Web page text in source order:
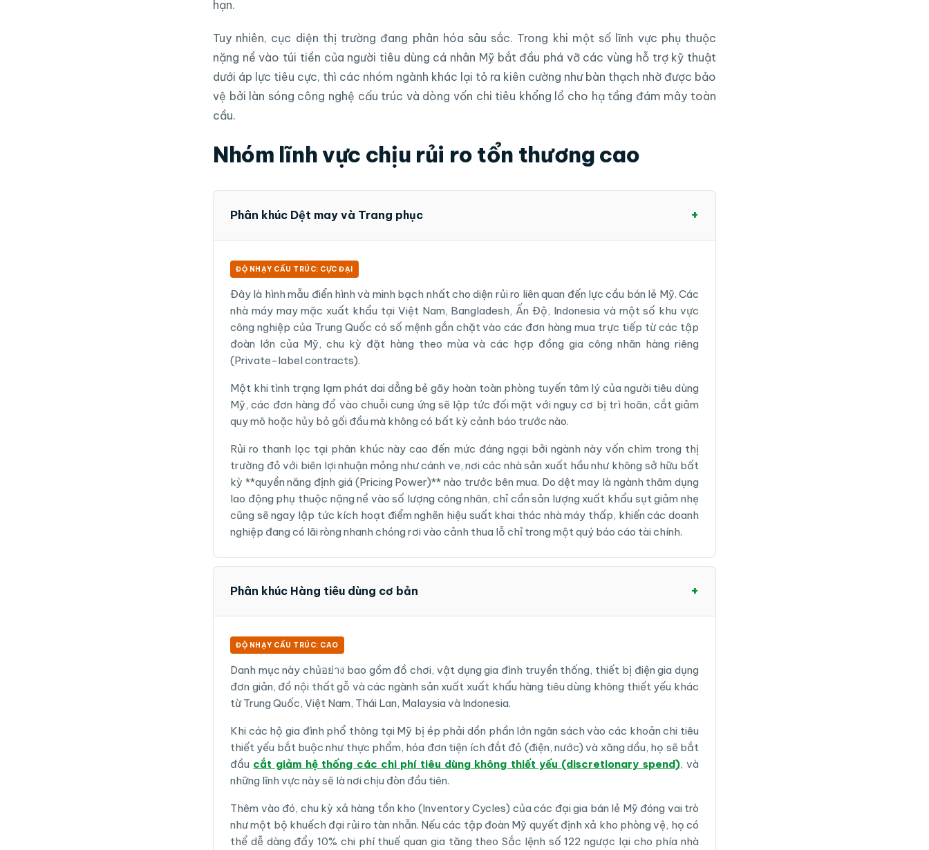
hạn.
Tuy nhiên, cục diện thị trường đang phân hóa sâu sắc. Trong khi một số lĩnh vực phụ thuộc
nặng nề vào túi tiền của người tiêu dùng cá nhân Mỹ bắt đầu phá vỡ các vùng hỗ trợ kỹ thuật
dưới áp lực tiêu cực, thì các nhóm ngành khác lại tỏ ra kiên cường như bàn thạch nhờ được bảo
vệ bởi làn sóng công nghệ cấu trúc và dòng vốn chi tiêu khổng lồ cho hạ tầng đám mây toàn
cầu.
Nhóm lĩnh vực chịu rủi ro tổn thương cao
Phân khúc Dệt may và Trang phục +
ĐỘ NHẠY CẤU TRÚC: CỰC ĐẠI
Đây là hình mẫu điển hình và minh bạch nhất cho diện rủi ro liên quan đến lực cầu bán lẻ Mỹ. Các
nhà máy may mặc xuất khẩu tại Việt Nam, Bangladesh, Ấn Độ, Indonesia và một số khu vực
công nghiệp của Trung Quốc có số mệnh gắn chặt vào các đơn hàng mua trực tiếp từ các tập
đoàn lớn của Mỹ, chu kỳ đặt hàng theo mùa và các hợp đồng gia công nhãn hàng riêng
(Private-label contracts).
Một khi tình trạng lạm phát dai dẳng bẻ gãy hoàn toàn phòng tuyến tâm lý của người tiêu dùng
Mỹ, các đơn hàng đổ vào chuỗi cung ứng sẽ lập tức đối mặt với nguy cơ bị trì hoãn, cắt giảm
quy mô hoặc hủy bỏ gối đầu mà không có bất kỳ cảnh báo trước nào.
Rủi ro thanh lọc tại phân khúc này cao đến mức đáng ngại bởi ngành này vốn chìm trong thị
trường đỏ với biên lợi nhuận mỏng như cánh ve, nơi các nhà sản xuất hầu như không sở hữu bất
kỳ **quyền năng định giá (Pricing Power)** nào trước bên mua. Do dệt may là ngành thâm dụng
lao động phụ thuộc nặng nề vào số lượng công nhân, chỉ cần sản lượng xuất khẩu sụt giảm nhẹ
cũng sẽ ngay lập tức kích hoạt điểm nghẽn hiệu suất khai thác nhà máy thấp, khiến các doanh
nghiệp đang có lãi ròng nhanh chóng rơi vào cảnh thua lỗ chỉ trong một quý báo cáo tài chính.
Phân khúc Hàng tiêu dùng cơ bản +
ĐỘ NHẠY CẤU TRÚC: CAO
Danh mục này chủอย่าง bao gồm đồ chơi, vật dụng gia đình truyền thống, thiết bị điện gia dụng
đơn giản, đồ nội thất gỗ và các ngành sản xuất xuất khẩu hàng tiêu dùng không thiết yếu khác
từ Trung Quốc, Việt Nam, Thái Lan, Malaysia và Indonesia.
Khi các hộ gia đình phổ thông tại Mỹ bị ép phải dồn phần lớn ngân sách vào các khoản chi tiêu
thiết yếu bắt buộc như thực phẩm, hóa đơn tiện ích đắt đỏ (điện, nước) và xăng dầu, họ sẽ bắt
đầu cắt giảm hệ thống các chi phí tiêu dùng không thiết yếu (discretionary spend), và
những lĩnh vực này sẽ là nơi chịu đòn đầu tiên.
Thêm vào đó, chu kỳ xả hàng tồn kho (Inventory Cycles) của các đại gia bán lẻ Mỹ đóng vai trò
như một bộ khuếch đại rủi ro tàn nhẫn. Nếu các tập đoàn Mỹ quyết định xả kho phòng vệ, họ có
thể dễ dàng đẩy 10% chi phí thuế quan gia tăng theo Sắc lệnh số 122 ngược lại cho phía nhà